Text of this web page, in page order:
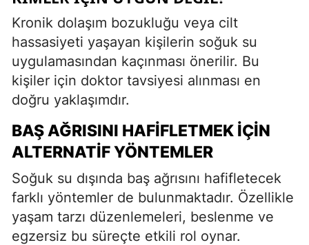
Kronik dolaşım bozukluğu veya cilt
hassasiyeti yaşayan kişilerin soğuk su
uygulamasından kaçınması önerilir. Bu
kişiler için doktor tavsiyesi alınması en
doğru yaklaşımdır.
BAŞ AĞRISINI HAFIFLETMEK İÇIN
ALTERNATIF YÖNTEMLER
Soğuk su dışında baş ağrısını hafifletecek
farklı yöntemler de bulunmaktadır. Özellikle
yaşam tarzı düzenlemeleri, beslenme ve
egzersiz bu süreçte etkili rol oynar.